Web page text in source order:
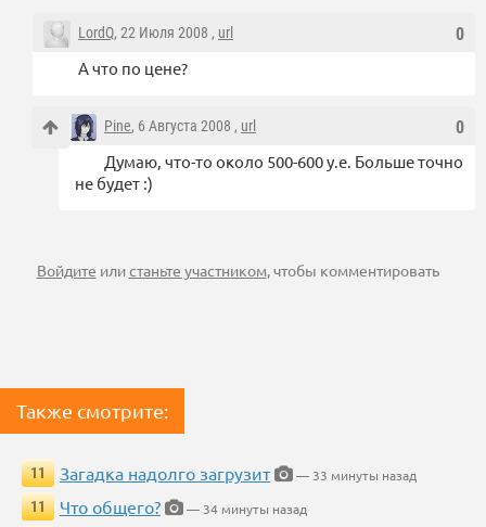
0
LordQ, 22 Июля 2008 , url
А что по цене?
0
Pine, 6 Августа 2008 , url
Думаю, что-то около 500-600 у.е. Больше точно
не будет :)
Войдите илистаньте участником, чтобы комментировать
Также смотрите:
11 Загадка надолго загрузит
— 33 минуты назад
11
Что общего?
— 34 минуты назад